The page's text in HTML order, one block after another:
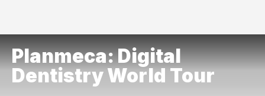
Planmeca: Digital
Dentistry World Tour